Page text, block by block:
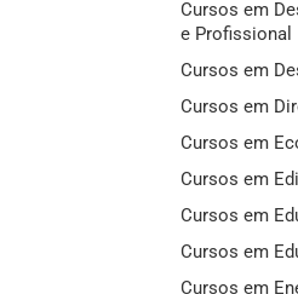
Cursos em
e Profissional
Cursos em
Cursos em
Cursos em
Cursos em
Cursos em
Cursos em
Cursos em